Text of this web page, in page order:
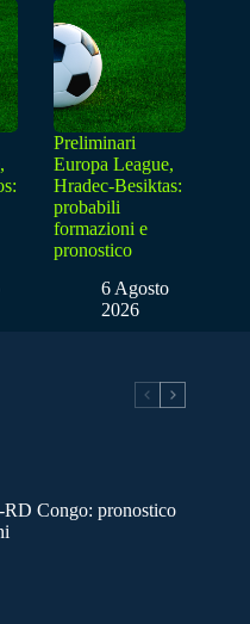
Preliminari
Europa League,
Hradec-Besiktas:
probabili
formazioni e
pronostico
6 Agosto
2026
Congo: pronostico